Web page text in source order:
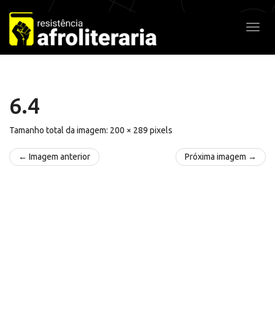
Pular
para
o
conteúdo
6.4
Tamanho total da imagem: 200 × 289 pixels
← Imagem anterior Próxima imagem →